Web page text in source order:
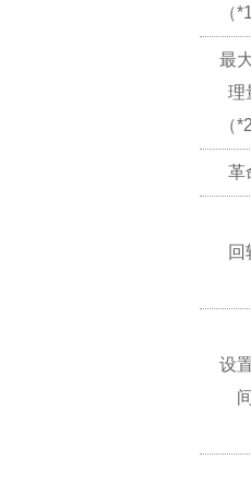
（
最
理
（
革
回
设